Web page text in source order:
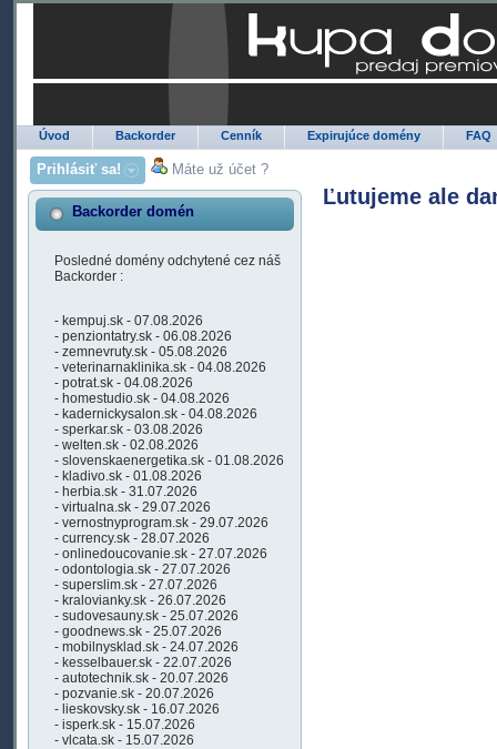
Úvod Backorder Cenník Expirujúce domény FAQ
Prihlásiť sa! Máte už účet ?
Backorder domén
Posledné domény odchytené cez náš
Backorder :
- kempuj.sk - 07.08.2026
- penziontatry.sk - 06.08.2026
- zemnevruty.sk - 05.08.2026
- veterinarnaklinika.sk - 04.08.2026
- potrat.sk - 04.08.2026
- homestudio.sk - 04.08.2026
- kadernickysalon.sk - 04.08.2026
- sperkar.sk - 03.08.2026
- welten.sk - 02.08.2026
- slovenskaenergetika.sk - 01.08.2026
- kladivo.sk - 01.08.2026
- herbia.sk - 31.07.2026
- virtualna.sk - 29.07.2026
- vernostnyprogram.sk - 29.07.2026
- currency.sk - 28.07.2026
- onlinedoucovanie.sk - 27.07.2026
- odontologia.sk - 27.07.2026
- superslim.sk - 27.07.2026
- kralovianky.sk - 26.07.2026
- sudovesauny.sk - 25.07.2026
- goodnews.sk - 25.07.2026
- mobilnysklad.sk - 24.07.2026
- kesselbauer.sk - 22.07.2026
- autotechnik.sk - 20.07.2026
- pozvanie.sk - 20.07.2026
- lieskovsky.sk - 16.07.2026
- isperk.sk - 15.07.2026
- vlcata.sk - 15.07.2026
Ľutujeme ale